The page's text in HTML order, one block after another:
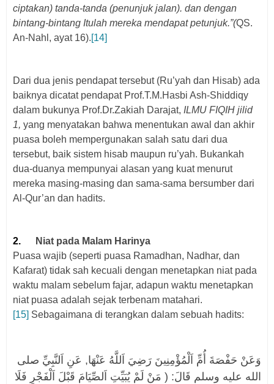
ciptakan) tanda-tanda (penunjuk jalan). dan dengan
bintang-bintang Itulah mereka mendapat petunjuk.”(QS.
An-Nahl, ayat 16).[14]
Dari dua jenis pendapat tersebut (Ru’yah dan Hisab) ada
baiknya dicatat pendapat Prof.T.M.Hasbi Ash-Shiddiqy
dalam bukunya Prof.Dr.Zakiah Darajat, ILMU FIQIH jilid
1, yang menyatakan bahwa menentukan awal dan akhir
puasa boleh mempergunakan salah satu dari dua
tersebut, baik sistem hisab maupun ru’yah. Bukankah
dua-duanya mempunyai alasan yang kuat menurut
mereka masing-masing dan sama-sama bersumber dari
Al-Qur’an dan hadits.
2.
Niat pada Malam Harinya
Puasa wajib (seperti puasa Ramadhan, Nadhar, dan
Kafarat) tidak sah kecuali dengan menetapkan niat pada
waktu malam sebelum fajar, adapun waktu menetapkan
niat puasa adalah sejak terbenam matahari.
[15] Sebagaimana di terangkan dalam sebuah hadits:
وَعَنْ حَفْصَةَ أُمِّ اَلْمُؤْمِنِينَ رَضِيَ اَللَّهُ عَنْهَا, عَنِ اَلنَّبِيِّ صلى
الله عليه وسلم قَالَ: ( مَنْ لَمْ يُبَيِّتِ اَلصِّيَامَ قَبْلَ اَلْفَجْرِ فَلَا